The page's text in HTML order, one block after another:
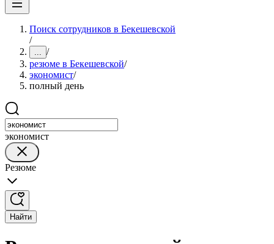
Поиск сотрудников в Бекешевской
/
... /
резюме в Бекешевской/
экономист/
полный день
экономист
Резюме
Найти